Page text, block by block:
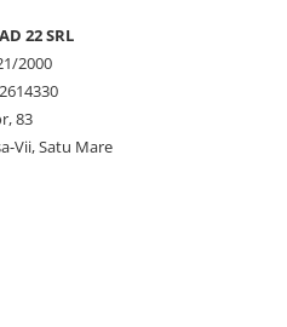
22 SRL
2000
83
Vii, Satu Mare